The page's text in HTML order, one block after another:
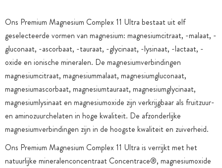
Ons Premium Magnesium Complex 11 Ultra bestaat uit elf
geselecteerde vormen van magnesium: magnesiumcitraat, -malaat, -
gluconaat, -ascorbaat, -tauraat, -glycinaat, -lysinaat, -lactaat, -
oxide en ionische mineralen. De magnesiumverbindingen
magnesiumcitraat, magnesiummalaat, magnesiumgluconaat,
magnesiumascorbaat, magnesiumtauraat, magnesiumglycinaat,
magnesiumlysinaat en magnesiumoxide zijn verkrijgbaar als fruitzuur-
en aminozuurchelaten in hoge kwaliteit. De afzonderlijke
magnesiumverbindingen zijn in de hoogste kwaliteit en zuiverheid.
Ons Premium Magnesium Complex 11 Ultra is verrijkt met het
natuurlijke mineralenconcentraat Concentrace®, magnesiumoxide